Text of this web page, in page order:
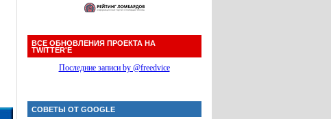
ВСЕ ОБНОВЛЕНИЯ ПРОЕКТА НА
TWITTER'Е
Последние записи by @freedvice
СОВЕТЫ ОТ GOOGLE